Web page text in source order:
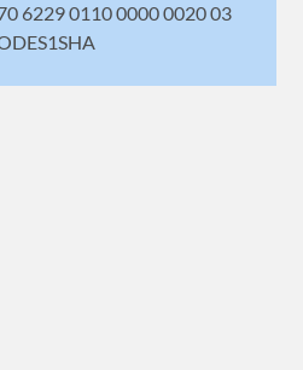
6229 0110 0000 0020 03